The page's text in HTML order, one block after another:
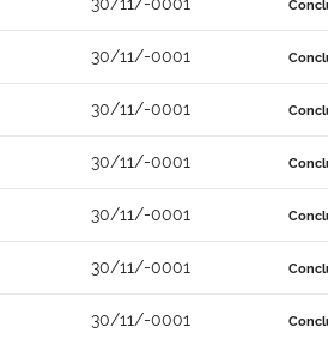
30/11/-0001
30/11/-0001
30/11/-0001
30/11/-0001
30/11/-0001
30/11/-0001